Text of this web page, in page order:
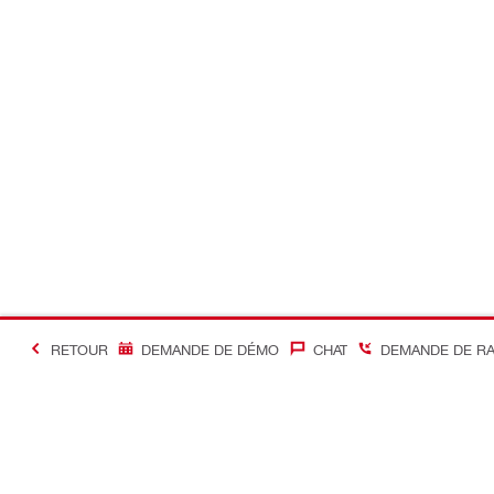
RETOUR DEMANDE DE DÉMO CHAT DEMANDE DE